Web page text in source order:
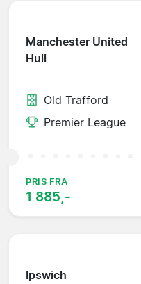
Manchester United
Hull
Old Trafford
Premier League
PRIS FRA
1 885,-
Ipswich